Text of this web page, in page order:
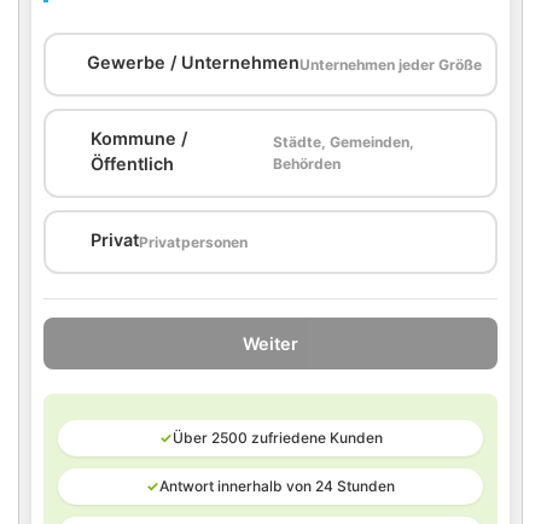
Gewerbe / UnternehmenUnternehmen jeder Größe
Kommune /
Öffentlich
Städte, Gemeinden,
Behörden
PrivatPrivatpersonen
Weiter
✓Über 2500 zufriedene Kunden
✓Antwort innerhalb von 24 Stunden